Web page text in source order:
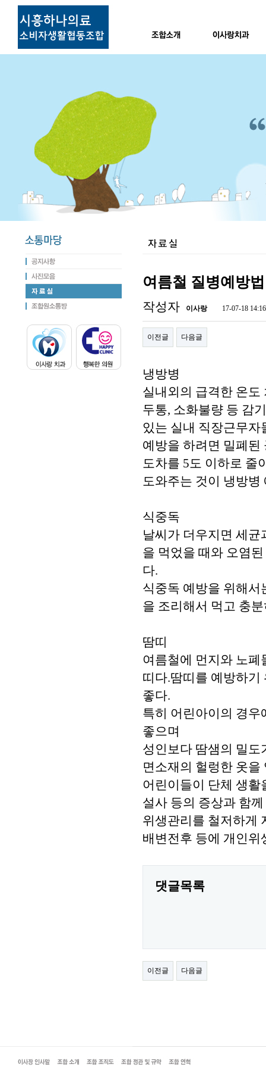
여름철 질병예방법
작성자 이사랑 17-07-18 14:16
이전글 다음글
냉방병
실내외의 급격한 온도
두통, 소화불량 등 감
있는 실내 직장근무
예방을 하려면 밀폐된
도차를 5도 이하로 줄
도와주는 것이 냉방병
식중독
날씨가 더우지면 세
을 먹었을 때와 오염
다.
식중독 예방을 위해서
을 조리해서 먹고 충
땀띠
여름철에 먼지와 노폐
띠다.땀띠를 예방하기
좋다.
특히 어린아이의 경
좋으며
성인보다 땀샘의 밀도
면소재의 헐렁한 옷
어린이들이 단체 생활
설사 등의 증상과 함
위생관리를 철저하게
배변전후 등에 개인위
댓글목록
이전글 다음글